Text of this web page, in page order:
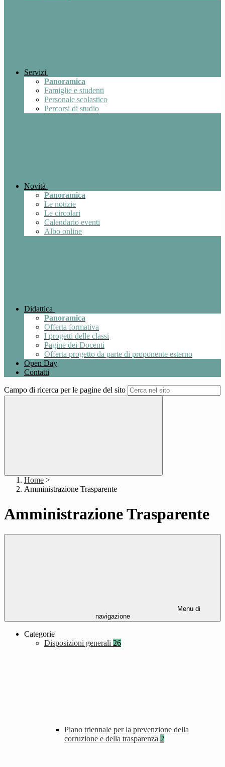
Servizi
Panoramica
Famiglie e studenti
Personale scolastico
Percorsi di studio
Novità
Panoramica
Le notizie
Le circolari
Calendario eventi
Albo online
Didattica
Panoramica
Offerta formativa
I progetti delle classi
Pagine dei Docenti
Offerta progetto da parte di proponente esterno
Open Day
Contatti
Campo di ricerca per le pagine del sito
Home >
Amministrazione Trasparente
Amministrazione Trasparente
Menu di
navigazione
Categorie
Disposizioni generali 26
Piano triennale per la prevenzione della
corruzione e della trasparenza 2